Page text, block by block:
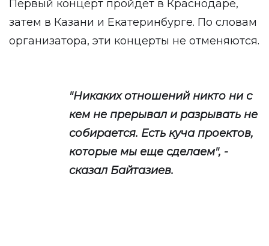
Первый концерт пройдет в Краснодаре,
затем в Казани и Екатеринбурге. По словам
организатора, эти концерты не отменяются.
"Никаких отношений никто ни с
кем не прерывал и разрывать не
собирается. Есть куча проектов,
которые мы еще сделаем", -
сказал Байтазиев.